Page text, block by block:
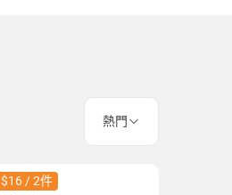
熱門
$16 / 2件